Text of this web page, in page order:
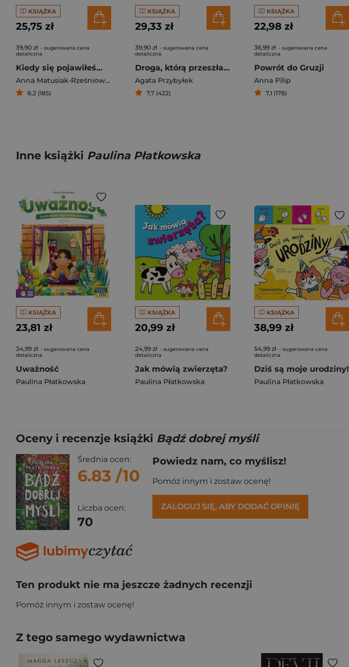
KSIĄŻKA
25,75 zł
39,90 zł - sugerowana cena
detaliczna
Kiedy się pojawiłeś...
Anna Matusiak-Rześniowiecka
8,2 (185)
KSIĄŻKA
29,33 zł
39,90 zł - sugerowana cena
detaliczna
Droga, którą przeszłam
Agata Przybyłek
7,7 (422)
KSIĄŻKA
22,98 zł
36,99 zł - sugerowana cena
detaliczna
Powrót do Gruzji
Anna Pilip
7,1 (178)
Inne książki Paulina Płatkowska
KSIĄŻKA
23,81 zł
34,99 zł - sugerowana cena
detaliczna
Uważność
Paulina Płatkowska
KSIĄŻKA
20,99 zł
24,99 zł - sugerowana cena
detaliczna
Jak mówią zwierzęta?
Paulina Płatkowska
KSIĄŻKA
38,99 zł
54,99 zł - sugerowana cena
detaliczna
Dziś są moje urodziny!
Paulina Płatkowska
Oceny i recenzje książki Bądź dobrej myśli
Średnia ocen:
6.83 /10
Liczba ocen:
70
Powiedz nam, co myślisz!
Pomóż innym i zostaw ocenę!
ZALOGUJ SIĘ, ABY DODAĆ OPINIĘ
Ten produkt nie ma jeszcze żadnych recenzji
Pomóż innym i zostaw ocenę!
Z tego samego wydawnictwa